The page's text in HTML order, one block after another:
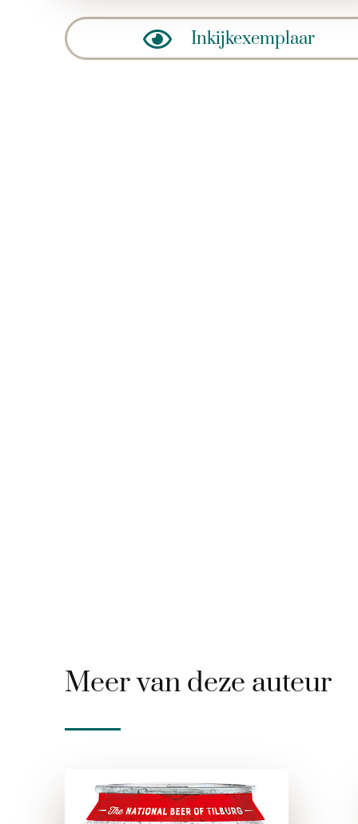
Inkijkexemplaar
Meer van deze auteur
Tilburg Trilogy